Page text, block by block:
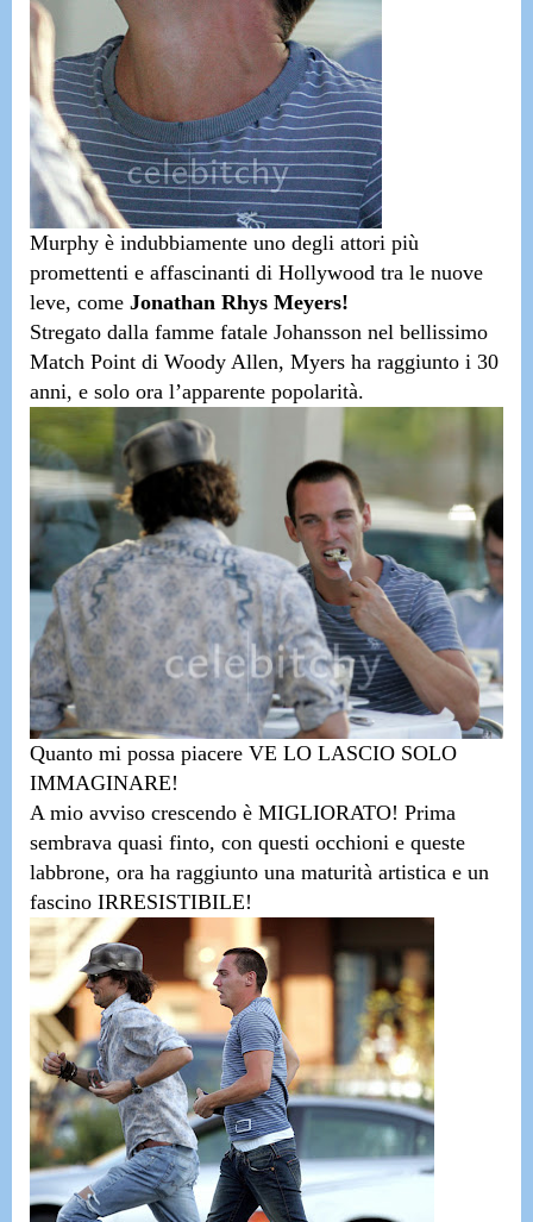
Murphy è indubbiamente uno degli attori più
promettenti e affascinanti di Hollywood tra le nuove
leve, come Jonathan Rhys Meyers!
Stregato dalla famme fatale Johansson nel bellissimo
Match Point di Woody Allen, Myers ha raggiunto i 30
anni, e solo ora l’apparente popolarità.
Quanto mi possa piacere VE LO LASCIO SOLO
IMMAGINARE!
A mio avviso crescendo è MIGLIORATO! Prima
sembrava quasi finto, con questi occhioni e queste
labbrone, ora ha raggiunto una maturità artistica e un
fascino IRRESISTIBILE!